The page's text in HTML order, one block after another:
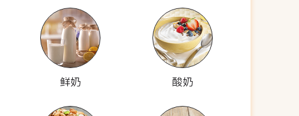
鲜奶 酸奶